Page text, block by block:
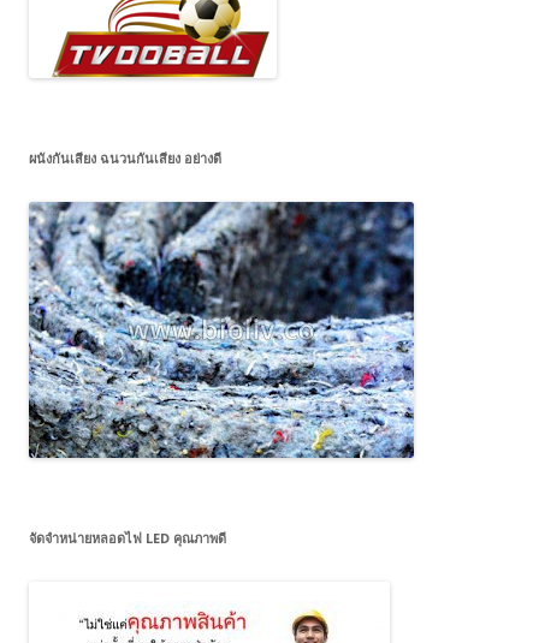
ผนังกันเสียง ฉนวนกันเสียง อย่างดี
จัดจำหน่ายหลอดไฟ LED คุณภาพดี